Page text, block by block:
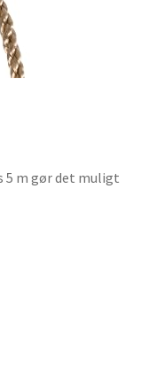
m gør det muligt